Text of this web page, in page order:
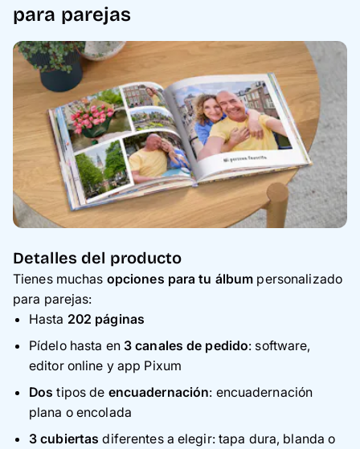
para parejas
Detalles del producto
Tienes muchas opciones para tu álbum personalizado
para parejas:
Hasta 202 páginas
Pídelo hasta en 3 canales de pedido: software,
editor online y app Pixum
Dostipos de encuadernación: encuadernación
plana o encolada
3 cubiertas diferentes a elegir: tapa dura, blanda o